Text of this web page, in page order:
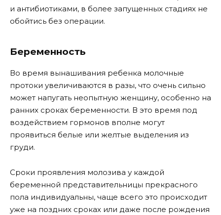
и антибиотиками, в более запущенных стадиях не
обойтись без операции.
Беременность
Во время вынашивания ребенка молочные
протоки увеличиваются в разы, что очень сильно
может напугать неопытную женщину, особенно на
ранних сроках беременности. В это время под
воздействием гормонов вполне могут
проявиться белые или желтые выделения из
груди.
Сроки проявления молозива у каждой
беременной представительницы прекрасного
пола индивидуальны, чаще всего это происходит
уже на поздних сроках или даже после рождения